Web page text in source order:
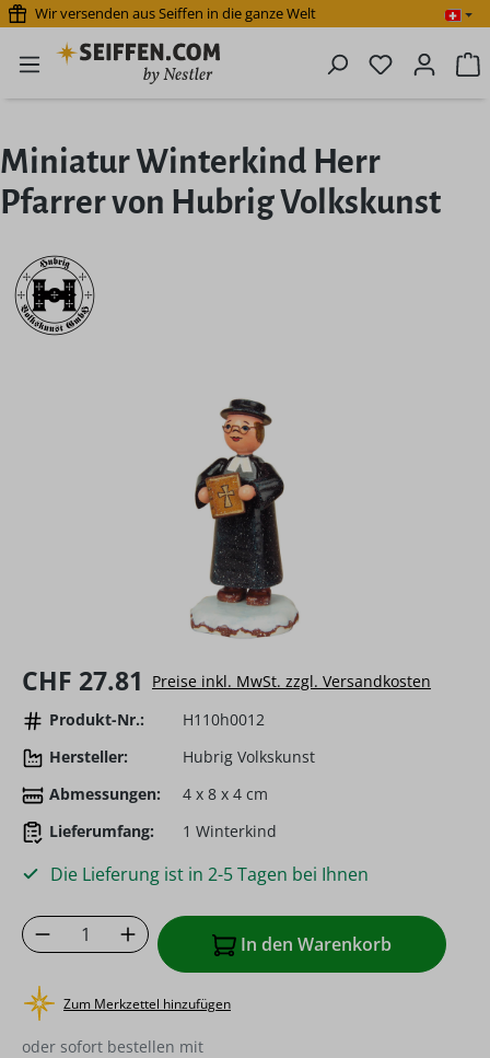
Zum Hauptinhalt springen
Wir versenden aus Seiffen in die ganze Welt
Du hast 0
Miniatur Winterkind Herr
Pfarrer von Hubrig Volkskunst
Bildergalerie überspringen
Regulärer Preis:
CHF 27.81
Preise inkl. MwSt. zzgl. Versandkosten
Produkt-Nr.:
H110h0012
Hersteller:
Hubrig Volkskunst
Abmessungen:
4 x 8 x 4 cm
Lieferumfang:
1 Winterkind
Die Lieferung ist in 2-5 Tagen bei Ihnen
Produkt Anzahl: Gib den gewünschten
In den Warenkorb
Zum Merkzettel hinzufügen
oder sofort bestellen mit